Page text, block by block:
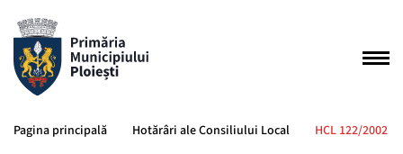
Pagina principală Hotărâri ale Consiliului Local HCL 122/2002